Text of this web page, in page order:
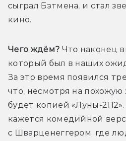
сыграл Бэтмена, и стал
кино.
Чего ждём? Что наконец
который был в наших
За это время появился
что, несмотря на похожую
будет копией «Луны-
кажется комедийной
с Шварценеггером, где